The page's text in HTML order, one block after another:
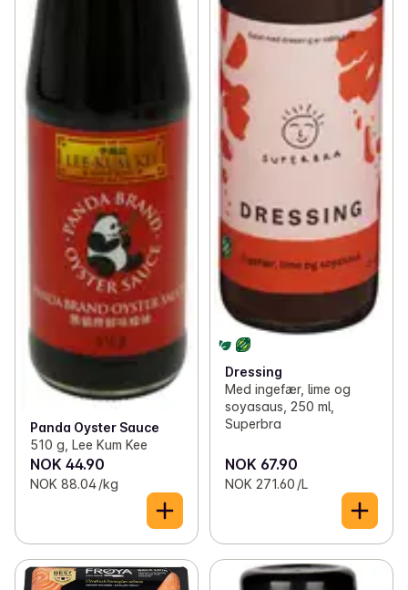
Panda Oyster Sauce
510 g, Lee Kum Kee
NOK 44.90
NOK 88.04 /kg
Dressing
Med ingefær, lime og
soyasaus, 250 ml,
Superbra
NOK 67.90
NOK 271.60 /L